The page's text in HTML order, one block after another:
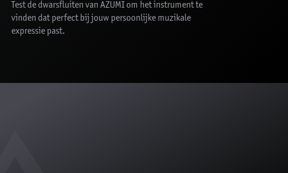
Test de dwarsfluiten van AZUMI om het instrument te
vinden dat perfect bij jouw persoonlijke muzikale
expressie past.